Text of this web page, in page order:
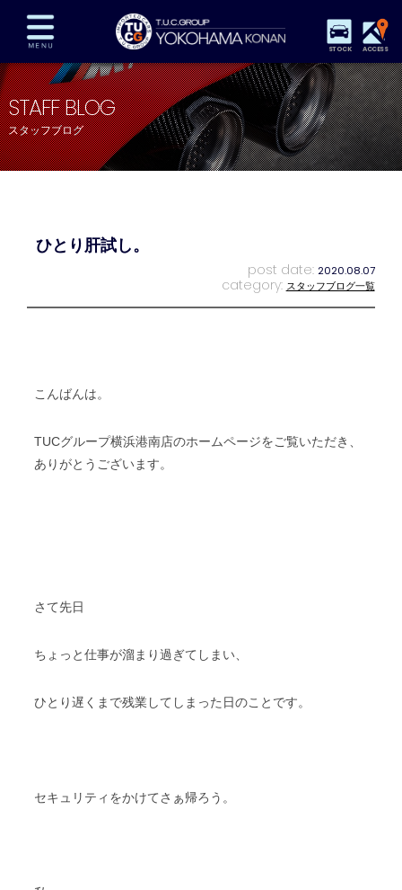
STOCK ACCESS
在庫車両情報 保証&サービス パーツリスト
TUCとは？ 店舗情報 アクセスマップ
全国納車 特別作業 注文販売
STAFF BLOG
スタッフブログ
ひとり肝試し。
post date: 2020.08.07
category: スタッフブログ一覧
こんばんは。
TUCグループ横浜港南店のホームページをご覧いただき、
ありがとうございます。
さて先日
ちょっと仕事が溜まり過ぎてしまい、
ひとり遅くまで残業してしまった日のことです。
セキュリティをかけてさぁ帰ろう。